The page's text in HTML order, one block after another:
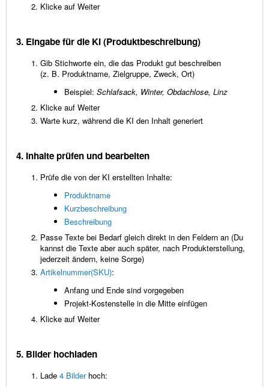
Klicke auf Weiter
3. Eingabe für die KI (Produktbeschreibung)
Gib Stichworte ein, die das Produkt gut beschreiben
(z. B. Produktname, Zielgruppe, Zweck, Ort)
Beispiel: Schlafsack, Winter, Obdachlose, Linz
Klicke auf Weiter
Warte kurz, während die KI den Inhalt generiert
4. Inhalte prüfen und bearbeiten
Prüfe die von der KI erstellten Inhalte:
Produktname
Kurzbeschreibung
Beschreibung
Passe Texte bei Bedarf gleich direkt in den Feldern an (Du
kannst die Texte aber auch später, nach Produkterstellung,
jederzeit ändern, keine Sorge)
Artikelnummer(SKU):
Anfang und Ende sind vorgegeben
Projekt-Kostenstelle in die Mitte einfügen
Klicke auf Weiter
5. Bilder hochladen
Lade 4 Bilderhoch: